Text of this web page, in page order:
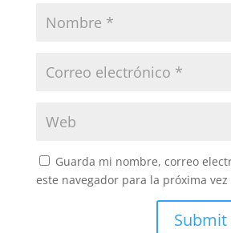
Guarda mi nombre, correo
este navegador para la próxima